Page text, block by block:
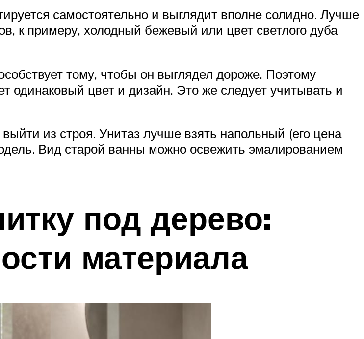
самостоятельно и выглядит вполне солидно. Лучше
к примеру, холодный бежевый или цвет светлого дуба
тому, чтобы он выглядел дороже. Поэтому
одинаковый цвет и дизайн. Это же следует учитывать и
из строя. Унитаз лучше взять напольный (его цена
Вид старой ванны можно освежить эмалированием
под дерево:
материала